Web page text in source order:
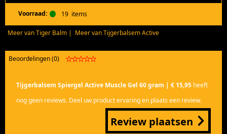
Voorraad: 19 items
Meer van Tiger Balm | Meer van Tijgerbalsem Active
Beoordelingen (0)
Tijgerbalsem Spiergel Active Muscle Gel 60 gram | € 15,95 heeft
nog geen reviews. Deel uw product ervaring en plaats een review.
Review plaatsen